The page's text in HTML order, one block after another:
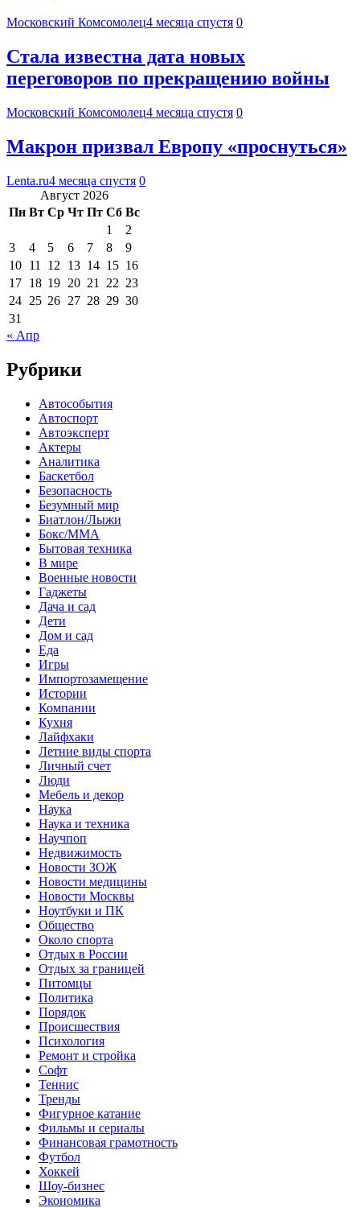
Московский Комсомолец4 месяца спустя 0
Стала известна дата новых
переговоров по прекращению войны
Московский Комсомолец4 месяца спустя 0
Макрон призвал Европу «проснуться»
Lenta.ru4 месяца спустя 0
Август 2026
Пн Вт Ср Чт Пт Сб Вс
1
2
3
4 5 6 7 8
9
10 11 12 13 14 15 16
17 18 19 20 21 22 23
24 25 26 27 28 29 30
31
« Апр
Рубрики
Автособытия
Автоспорт
Автоэксперт
Актеры
Аналитика
Баскетбол
Безопасность
Безумный мир
Биатлон/Лыжи
Бокс/MMA
Бытовая техника
В мире
Военные новости
Гаджеты
Дача и сад
Дети
Дом и сад
Еда
Игры
Импортозамещение
Истории
Компании
Кухня
Лайфхаки
Летние виды спорта
Личный счет
Люди
Мебель и декор
Наука
Наука и техника
Научпоп
Недвижимость
Новости ЗОЖ
Новости медицины
Новости Москвы
Ноутбуки и ПК
Общество
Около спорта
Отдых в России
Отдых за границей
Питомцы
Политика
Порядок
Происшествия
Психология
Ремонт и стройка
Софт
Теннис
Тренды
Фигурное катание
Фильмы и сериалы
Финансовая грамотность
Футбол
Хоккей
Шоу-бизнес
Экономика